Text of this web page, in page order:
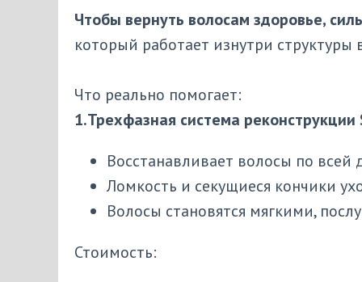
Чтобы вернуть волосам здоровье,
который работает изнутри структуры
Что реально помогает:
1.Трехфазная система реконструкции
Восстанавливает волосы по всей
Ломкость и секущиеся кончики
Волосы становятся мягкими,
Стоимость: